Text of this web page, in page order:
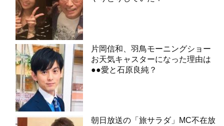
片岡信和、羽鳥モーニングショー
お天気キャスターになった理由は
●●愛と石原良純？
朝日放送の「旅サラダ」MC不在放